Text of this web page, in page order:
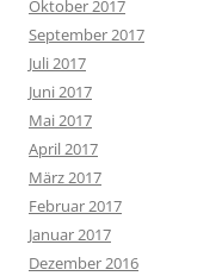
Oktober 2017
September 2017
Juli 2017
Juni 2017
Mai 2017
April 2017
März 2017
Februar 2017
Januar 2017
Dezember 2016